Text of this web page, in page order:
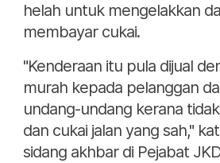
helah untuk mengelakkan
membayar cukai.
"Kenderaan itu pula dijual
murah kepada pelanggan
undang-undang kerana
dan cukai jalan yang sah,"
sidang akhbar di Pejabat